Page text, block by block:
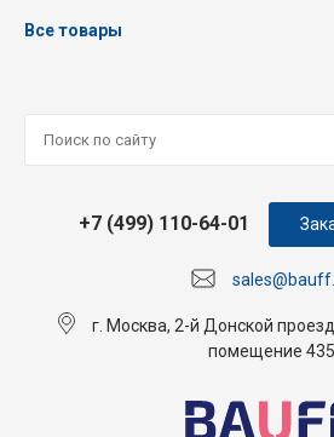
Все товары
+7 (499) 110-64-01
г. Москва, 2-й Донской
помещение 435